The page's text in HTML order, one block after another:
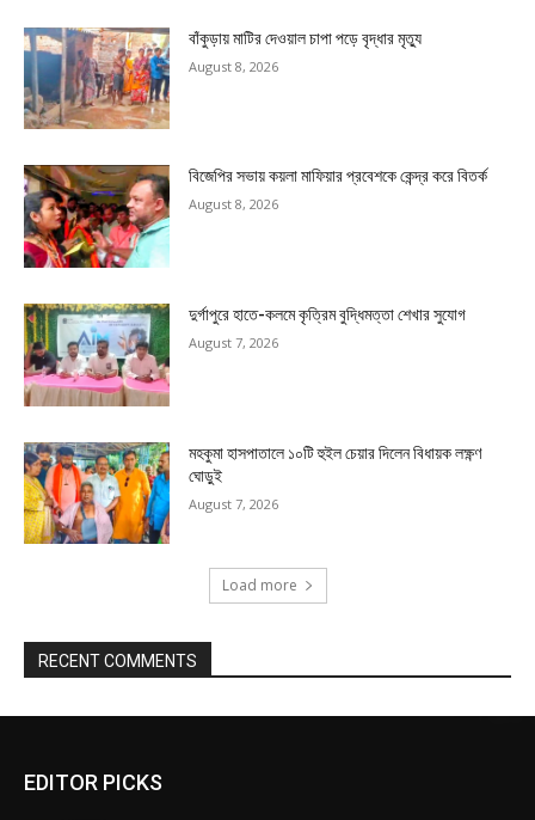
বাঁকুড়ায় মাটির দেওয়াল চাপা পড়ে বৃদ্ধার মৃত্যু
August 8, 2026
বিজেপির সভায় কয়লা মাফিয়ার প্রবেশকে কেন্দ্র করে বিতর্ক
August 8, 2026
দুর্গাপুরে হাতে-কলমে কৃত্রিম বুদ্ধিমত্তা শেখার সুযোগ
August 7, 2026
মহকুমা হাসপাতালে ১০টি হুইল চেয়ার দিলেন বিধায়ক লক্ষ্ণণ
ঘোড়ুই
August 7, 2026
Load more
RECENT COMMENTS
EDITOR PICKS